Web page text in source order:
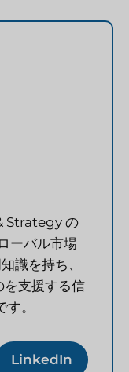
Strategy の
ーバル市場
識を持ち、
を支援する信
。
LinkedIn